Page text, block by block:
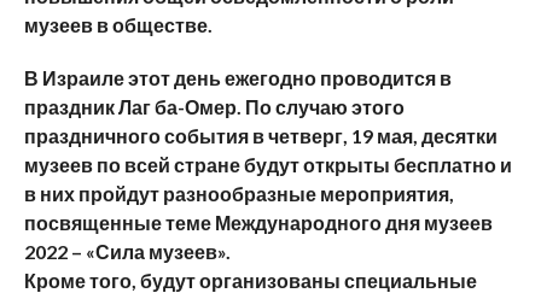
музеев в обществе.
В Израиле этот день ежегодно проводится в
праздник Лаг ба-Омер. По случаю этого
праздничного события в четверг, 19 мая, десятки
музеев по всей стране будут открыты бесплатно и
в них пройдут разнообразные мероприятия,
посвященные теме Международного дня музеев
2022 – «Сила музеев».
Кроме того, будут организованы специальные